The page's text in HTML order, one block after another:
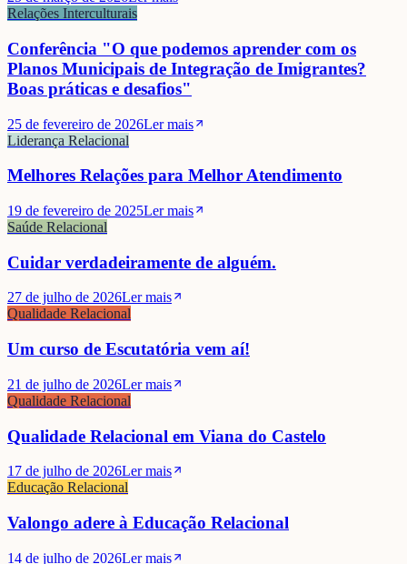
Relações Interculturais
Conferência "O que podemos aprender com os
Planos Municipais de Integração de Imigrantes?
Boas práticas e desafios"
25 de fevereiro de 2026Ler mais
Liderança Relacional
Melhores Relações para Melhor Atendimento
19 de fevereiro de 2025Ler mais
Saúde Relacional
Cuidar verdadeiramente de alguém.
27 de julho de 2026Ler mais
Qualidade Relacional
Um curso de Escutatória vem aí!
21 de julho de 2026Ler mais
Qualidade Relacional
Qualidade Relacional em Viana do Castelo
17 de julho de 2026Ler mais
Educação Relacional
Valongo adere à Educação Relacional
14 de julho de 2026Ler mais